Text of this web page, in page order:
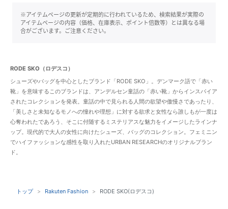
※アイテムページの更新が定期的に行われているため、検索結果が実際の
アイテムページの内容（価格、在庫表示、ポイント倍数等）とは異なる場
合がございます。ご注意ください。
RODE SKO（ロデスコ）
シューズやバッグを中心としたブランド「RODE SKO」。デンマーク語で「赤い
靴」を意味するこのブランドは、アンデルセン童話の「赤い靴」からインスパイア
されたコレクションを発表。童話の中で見られる人間の欲望や傲慢さであったり、
「美しさと未知なるモノへの憧れや理想」に対する欲求と女性なら誰しもが一度は
心奪われたであろう、そこに付随するミステリアスな魅力をイメージしたラインナ
ップ。現代的で大人の女性に向けたシューズ、バッグのコレクション。フェミニン
でハイファッションな感性を取り入れたURBAN RESEARCHのオリジナルブラン
ド。
トップ Rakuten Fashion RODE SKO(ロデスコ)